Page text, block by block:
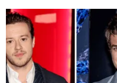
PASATIEMPOS
INFLUENCERS
SPOILER US